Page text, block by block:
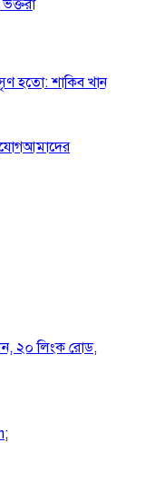
হতো: শাকিব খান
আমাদের
২০ লিংক রোড,
;